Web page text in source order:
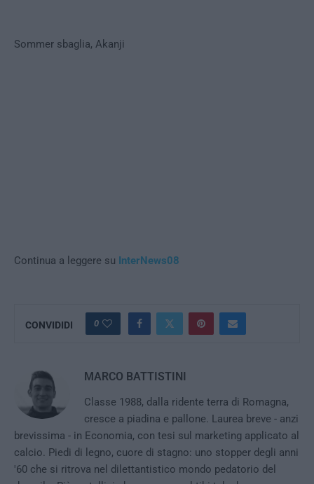
Sommer sbaglia, Akanji
Continua a leggere su InterNews08
CONVIDIDI 0
MARCO BATTISTINI
Classe 1988, dalla ridente terra di Romagna,
cresce a piadina e pallone. Laurea breve - anzi
brevissima - in Economia, con tesi sul marketing applicato al
calcio. Piedi di legno, cuore di stagno: uno stopper degli anni
'60 che si ritrova nel dilettantistico mondo pedatorio del